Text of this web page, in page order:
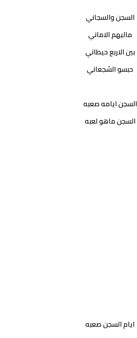
السجن والسجاني
ماليهم الاماني
بين الاربع حيطاني
حبسو الشجعاني
السجن ايامه صعبه
السجن ماهو لعبه
ايام السجن صعبه